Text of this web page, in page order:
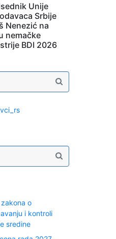
Unije
Srbije
Nenezić na
nemačke
BDI 2026
o
i kontroli
sredine